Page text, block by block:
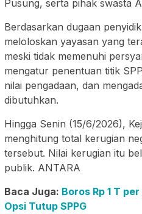
Pusung, serta pihak swasta
Berdasarkan dugaan
meloloskan yayasan yang
meski tidak memenuhi
mengatur penentuan titik
nilai pengadaan, dan
dibutuhkan.
Hingga Senin (15/6/2026),
menghitung total kerugian
tersebut. Nilai kerugian itu
publik. ANTARA
Baca Juga: Boros Rp 1 T
Opsi Tutup SPPG